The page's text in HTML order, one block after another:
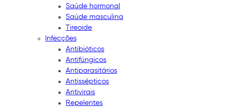
Saúde hormonal
Saúde masculina
Tireoide
Infecções
Antibióticos
Antifúngicos
Antiparasitários
Antissépticos
Antivirais
Repelentes